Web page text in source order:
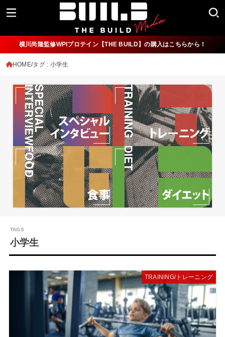
横川尚隆監修WPIプロテイン【THE BUILD】の購入はこちらから！
HOME タグ : 小学生
小学生
TRAINING/トレーニング